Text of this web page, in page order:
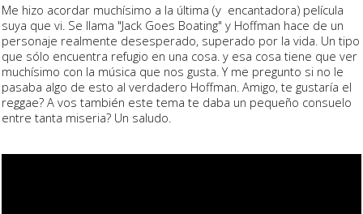
Me hizo acordar muchísimo a la última (y encantadora) película
suya que vi. Se llama "Jack Goes Boating" y Hoffman hace de un
personaje realmente desesperado, superado por la vida. Un tipo
que sólo encuentra refugio en una cosa. y esa cosa tiene que ver
muchísimo con la música que nos gusta. Y me pregunto si no le
pasaba algo de esto al verdadero Hoffman. Amigo, te gustaría el
reggae? A vos también este tema te daba un pequeño consuelo
entre tanta miseria? Un saludo.